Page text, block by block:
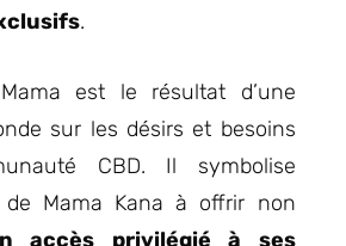
.
est le résultat d’une
sur les désirs et besoins
CBD. Il symbolise
de Mama Kana à offrir non
accès privilégié à ses